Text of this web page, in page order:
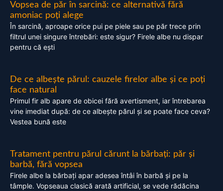
Vopsea de păr în sarcină: ce alternativă fără
amoniac poți alege
În sarcină, aproape orice pui pe piele sau pe păr trece prin
filtrul unei singure întrebări: este sigur? Firele albe nu dispar
pentru că ești
De ce albește părul: cauzele firelor albe și ce poți
face natural
Primul fir alb apare de obicei fără avertisment, iar întrebarea
vine imediat după: de ce albește părul și se poate face ceva?
Vestea bună este
Tratament pentru părul cărunt la bărbați: păr și
barbă, fără vopsea
Firele albe la bărbați apar adesea întâi în barbă și pe la
tâmple. Vopseaua clasică arată artificial, se vede rădăcina